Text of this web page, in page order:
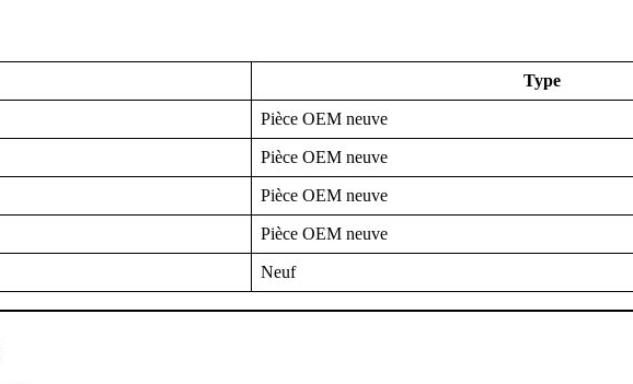
Type
Pièce OEM neuve
Pièce OEM neuve
Pièce OEM neuve
Pièce OEM neuve
Neuf